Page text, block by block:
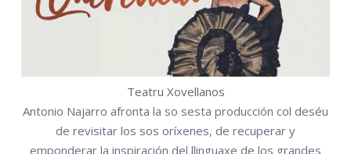
Teatru Xovellanos
Antonio Najarro afronta la so sesta producción col deséu
de revisitar los sos oríxenes, de recuperar y
emponderar la inspiración del llinguaxe de los grandes